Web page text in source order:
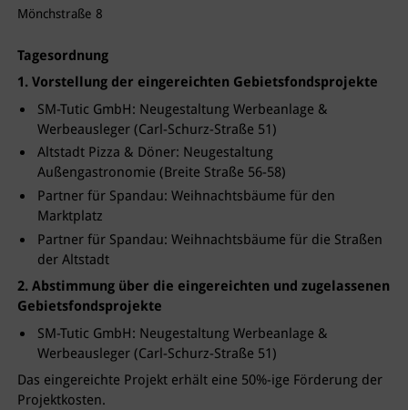
Mönchstraße 8
Tagesordnung
1. Vorstellung der eingereichten Gebietsfondsprojekte
SM-Tutic GmbH: Neugestaltung Werbeanlage &
Werbeausleger (Carl-Schurz-Straße 51)
Altstadt Pizza & Döner: Neugestaltung
Außengastronomie (Breite Straße 56-58)
Partner für Spandau: Weihnachtsbäume für den
Marktplatz
Partner für Spandau: Weihnachtsbäume für die Straßen
der Altstadt
2. Abstimmung über die eingereichten und zugelassenen
Gebietsfondsprojekte
SM-Tutic GmbH: Neugestaltung Werbeanlage &
Werbeausleger (Carl-Schurz-Straße 51)
Das eingereichte Projekt erhält eine 50%-ige Förderung der
Projektkosten.